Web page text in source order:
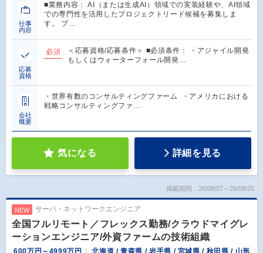
仕事
内容
■業務内容： AI（または生成AI）領域での実装経験や、AI領域
での専門性を活用したプロジェクトリード候補を募集しま
す。 プ…
応募
資格
必須
＜応募資格/応募条件＞ ■必須条件： ・アジャイル開発
もしくはウォーターフォール開発…
会社
概要
・世界有数のコンサルティングファーム ・アメリカにおける
戦略コンサルティングファ…
気になる 詳細を見る
掲載期間：26/08/07～26/08/25
NEW サーバ・ネットワークエンジニア
全国フルリモート／フレックス勤務/クラウドマイグレ
ーションエンジニア/外資ファームの技術組織